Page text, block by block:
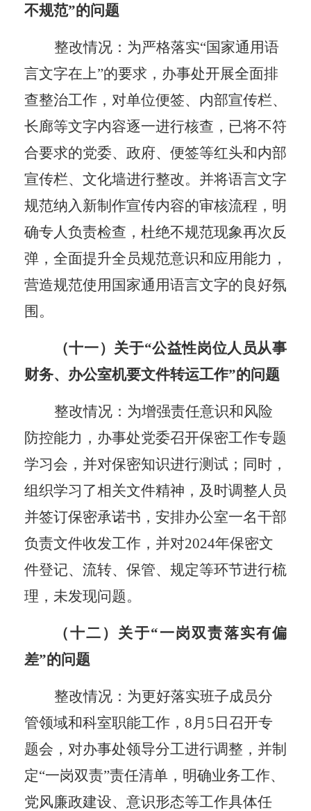
不规范”的问题
整改情况： 为严格落实“国家通用语
言文字在上”的要求，办事处开展全面排
查整治工作，对单位便签、内部宣传栏、
长廊等文字内容逐一进行核查，已将不符
合要求的党委、政府、便签等红头和内部
宣传栏、文化墙进行整改。并将语言文字
规范纳入新制作宣传内容的审核流程，明
确专人负责检查，杜绝不规范现象再次反
弹，全面提升全员规范意识和应用能力，
营造规范使用国家通用语言文字的良好氛
围。
（十一）关于“公益性岗位人员从事
财务、办公室机要文件转运工作”的问题
整改情况： 为增强责任意识和风险
防控能力，办事处党委召开保密工作专题
学习会，并对保密知识进行测试；同时，
组织学习了相关文件精神，及时调整人员
并签订保密承诺书，安排办公室一名干部
负责文件收发工作，并对2024年保密文
件登记、流转、保管、规定等环节进行梳
理，未发现问题。
（十二）关于“一岗双责落实有偏
差”的问题
整改情况： 为更好落实班子成员分
管领域和科室职能工作， 8月5日召开专
题会，对办事处领导分工进行调整， 并制
定“一岗双责”责任清单，明确业务工作、
党风廉政建设、意识形态等工作具体任